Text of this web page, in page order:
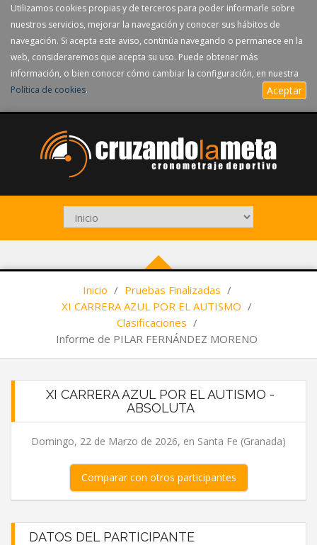
Utilizamos cookies propias y de terceros para poder informarle sobre
nuestros servicios, mejorar la navegación y conocer sus hábitos de
navegación. Si acepta este aviso, continúa navegando o permanece en la
web, consideraremos que acepta su uso. Puede obtener más
información, o bien conocer cómo cambiar la configuración, en nuestra
Política de cookies. Aceptar
Inicio / Pruebas Finalizadas /
XI CARRERA AZUL POR EL AUTISMO /
Clasificaciones /
Informe de PILAR FERNÁNDEZ MORENO
XI CARRERA AZUL POR EL AUTISMO -
ABSOLUTA
Domingo, 22 de Marzo de 2026, en Santa Fe (Granada)
Comparar con otros participantes
DATOS DEL PARTICIPANTE